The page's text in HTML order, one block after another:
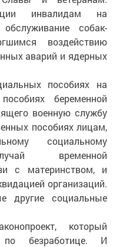
инвалидам на
собак-
воздействию
аварий и ядерных
пособиях на
беременной
военную службу
пособиях лицам,
социальному
временной
с материнством, и
организаций.
другие социальные
который
безработице. И